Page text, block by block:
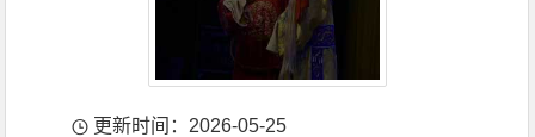
更新时间：2026-05-25